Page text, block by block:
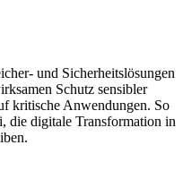
und Sicherheitslösungen
Schutz sensibler
kritische Anwendungen. So
die digitale Transformation in